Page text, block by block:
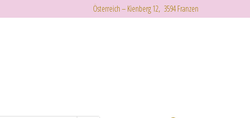
Österreich – Kienberg 12, 3594 Franzen